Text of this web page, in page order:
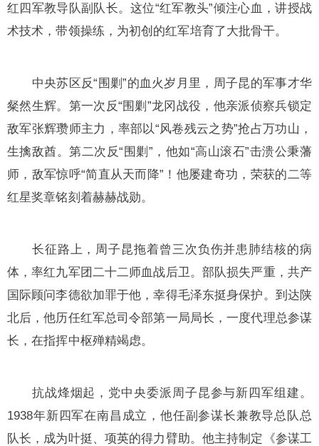
红四军教导队副队长。这位“红军教头”倾注心血，讲授战
术技术，带领操练，为初创的红军培育了大批骨干。
中央苏区反“围剿”的血火岁月里，周子昆的军事才华
粲然生辉。第一次反“围剿”龙冈战役，他亲派侦察兵锁定
敌军张辉瓒师主力，率部以“风卷残云之势”抢占万功山，
生擒敌酋。第二次反“围剿”，他如“高山滚石”击溃公秉藩
师，敌军惊呼“简直从天而降”！他屡建奇功，荣获的二等
红星奖章铭刻着赫赫战勋。
长征路上，周子昆拖着曾三次负伤并患肺结核的病
体，率红九军团二十二师血战后卫。部队损失严重，共产
国际顾问李德欲加罪于他，幸得毛泽东挺身保护。到达陕
北后，他历任红军总司令部第一局局长，一度代理总参谋
长，在指挥中枢殚精竭虑。
抗战烽烟起，党中央委派周子昆参与新四军组建。
1938年新四军在南昌成立，他任副参谋长兼教导总队总
队长，成为叶挺、项英的得力臂助。他主持制定《参谋工